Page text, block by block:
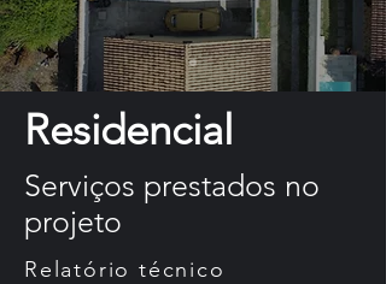
Residencial
Serviços prestados no
projeto
Relatório técnico